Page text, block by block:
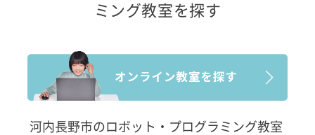
ミング教室を探す
河内長野市のロボット・プログラミング教室